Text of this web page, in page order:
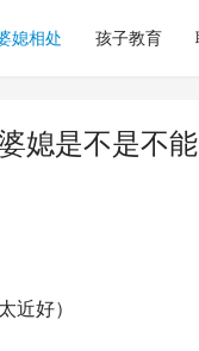
媳相处 孩子教育
媳是不是不能
近好）